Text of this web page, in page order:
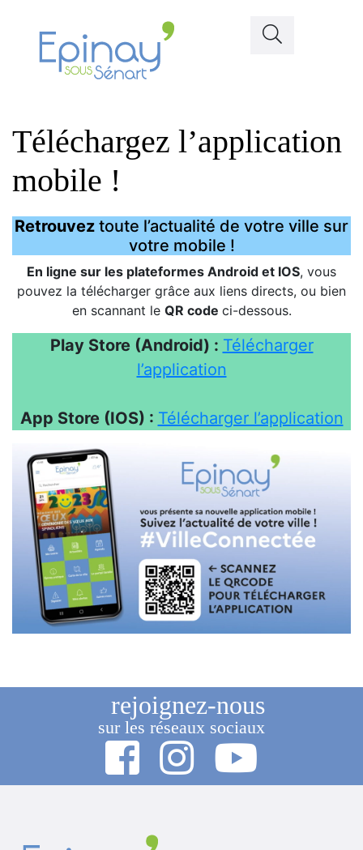
Téléchargez l’application
mobile !
Retrouvez toute l’actualité de votre ville sur
votre mobile !
En ligne sur les plateformes Android et IOS, vous
pouvez la télécharger grâce aux liens directs, ou bien
en scannant le QR code ci-dessous.
Play Store (Android) : Télécharger
l’application
App Store (IOS) : Télécharger l’application
rejoignez-nous
sur les réseaux sociaux